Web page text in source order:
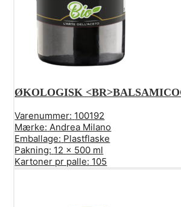
ØKOLOGISK
Varenummer: 100192
Mærke: Andrea Milano
Emballage: Plastflaske
Pakning: 12 x 500 ml
Kartoner pr palle: 105